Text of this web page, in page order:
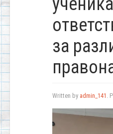
за
Written by admin_141 .